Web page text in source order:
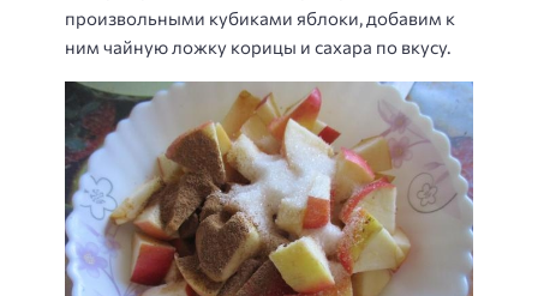
произвольными кубиками яблоки, добавим к
ним чайную ложку корицы и сахара по вкусу.